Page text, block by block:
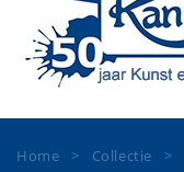
Home > Collectie >